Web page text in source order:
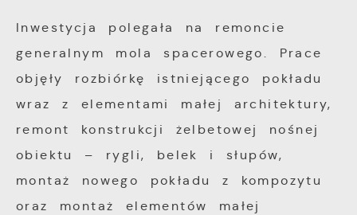
Inwestycja polegała na remoncie
generalnym mola spacerowego. Prace
objęły rozbiórkę istniejącego pokładu
wraz z elementami małej architektury,
remont konstrukcji żelbetowej nośnej
obiektu – rygli, belek i słupów,
montaż nowego pokładu z kompozytu
oraz montaż elementów małej